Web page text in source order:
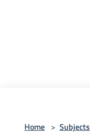
Home > Subjects